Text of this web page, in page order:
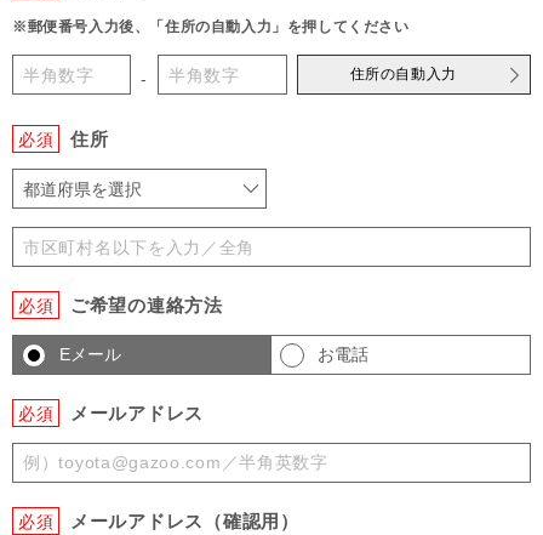
※郵便番号入力後、「住所の自動入力」を押してください
- 住所の自動入力
必須 住所
都道府県を選択
必須 ご希望の連絡方法
Eメール お電話
必須 メールアドレス
必須 メールアドレス（確認用）